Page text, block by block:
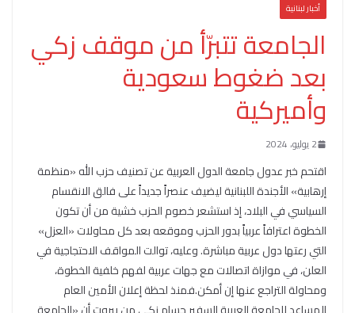
أخبار لبنانية
الجامعة تتبرّأ من موقف زكي
بعد ضغوط سعودية
وأميركية
2 يوليو، 2024
اقتحم خبر عدول جامعة الدول العربية عن تصنيف حزب الله «منظمة
إرهابية» الأجندة اللبنانية ليضيف عنصراً جديداً على فالق الانقسام
السياسي في البلاد، إذ استشعر خصوم الحزب خشية من أن تكون
الخطوة اعترافاً عربياً بدور الحزب وموقعه بعد كل محاولات «العزل»
التي رعتها دول عربية مباشرة. وعليه، توالت المواقف الاحتجاجية في
العلن، في موازاة اتصالات مع جهات عربية لفهم خلفية الخطوة،
ومحاولة التراجع عنها إن أمكن.فمنذ لحظة إعلان الأمين العام